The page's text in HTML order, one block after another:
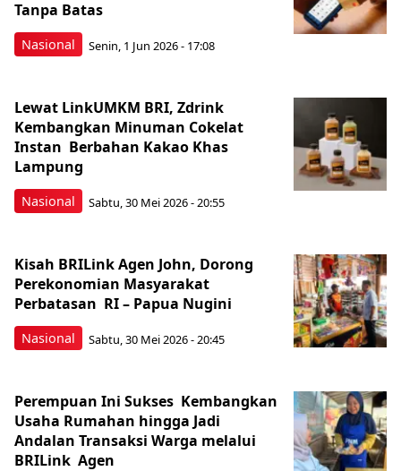
Nasional
Tanpa Batas
Senin, 1 Jun 2026 - 17:08
Nasional
Lewat LinkUMKM BRI, Zdrink
Kembangkan Minuman Cokelat
Instan Berbahan Kakao Khas
Lampung
Sabtu, 30 Mei 2026 - 20:55
Nasional
Kisah BRILink Agen John, Dorong
Perekonomian Masyarakat
Perbatasan RI – Papua Nugini
Sabtu, 30 Mei 2026 - 20:45
Perempuan Ini Sukses Kembangkan
Usaha Rumahan hingga Jadi
Andalan Transaksi Warga melalui
BRILink Agen